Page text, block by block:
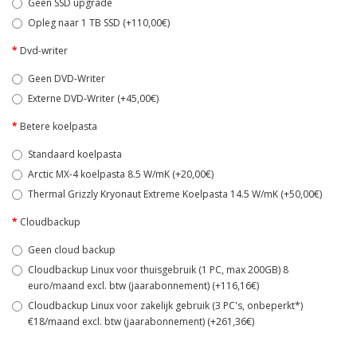
Opleg naar 1 TB SSD (+110,00€)
Dvd-writer
Geen DVD-Writer
Externe DVD-Writer (+45,00€)
Betere koelpasta
Standaard koelpasta
Arctic MX-4 koelpasta 8.5 W/mK (+20,00€)
Thermal Grizzly Kryonaut Extreme Koelpasta 14.5 W/mK (+50,00€)
Cloudbackup
Geen cloud backup
Cloudbackup Linux voor thuisgebruik (1 PC, max 200GB) 8
euro/maand excl. btw (jaarabonnement) (+116,16€)
Cloudbackup Linux voor zakelijk gebruik (3 PC's, onbeperkt*)
€18/maand excl. btw (jaarabonnement) (+261,36€)